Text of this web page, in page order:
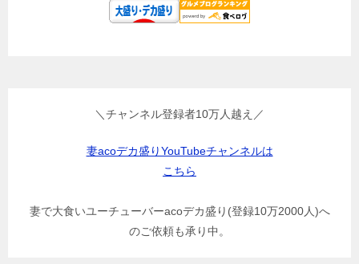
＼チャンネル登録者10万人越え／
妻acoデカ盛りYouTubeチャンネルは
こちら
妻で大食いユーチューバーacoデカ盛り(登録10万2000人)へ
のご依頼も承り中。